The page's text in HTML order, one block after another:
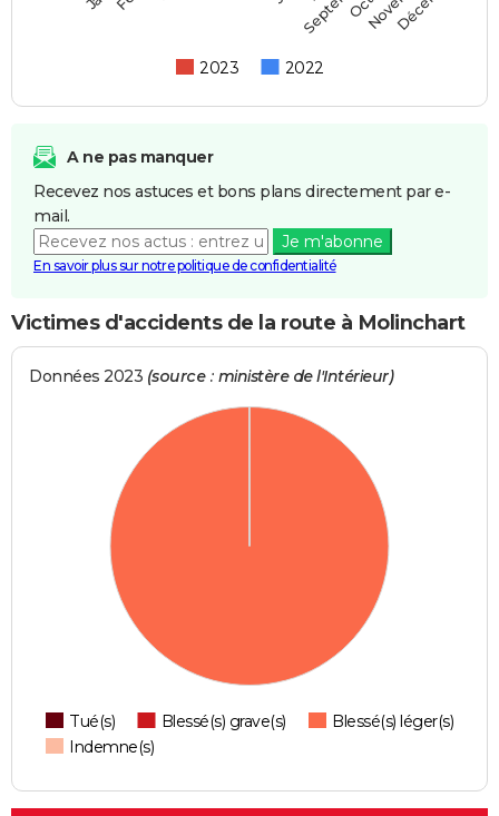
2023 2022
A ne pas manquer
Recevez nos astuces et bons plans directement par e-
mail.
Je m'abonne
En savoir plus sur notre politique de confidentialité
Victimes d'accidents de la route à Molinchart
Données 2023 (source : ministère de l'Intérieur)
Tué(s) Blessé(s) grave(s)
Blessé(s) léger(s)
Indemne(s)